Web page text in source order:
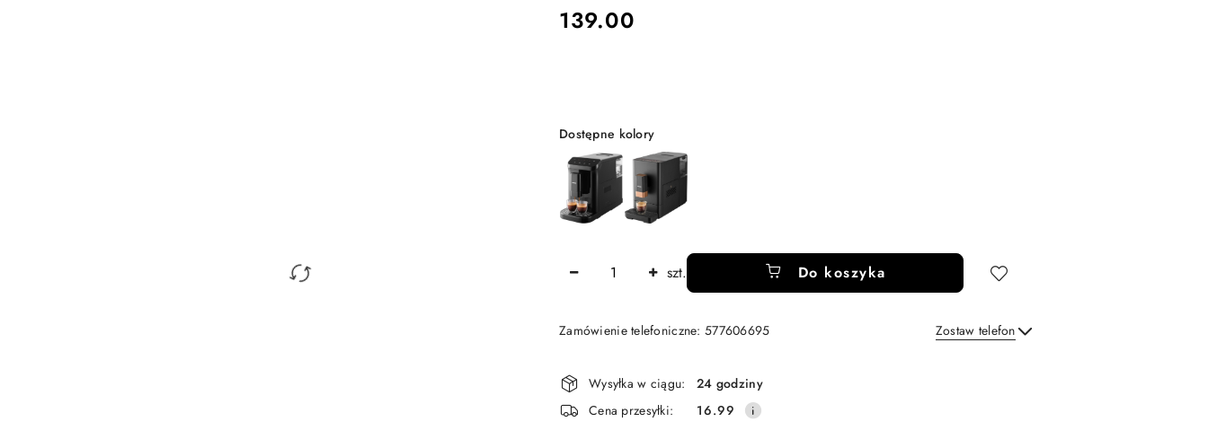
cena:
139.00
Wariant
Dostępne kolory
szt. Do koszyka
Zamówienie telefoniczne: 577606695 Zostaw telefon
Dostępność
i
dostawa
Wysyłka w ciągu:
24 godziny
Cena przesyłki:
16.99